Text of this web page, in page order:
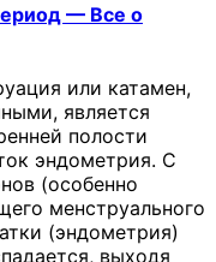
— Все о
или катамен,
является
полости
эндометрия. С
(особенно
менструального
(эндометрия)
выходя